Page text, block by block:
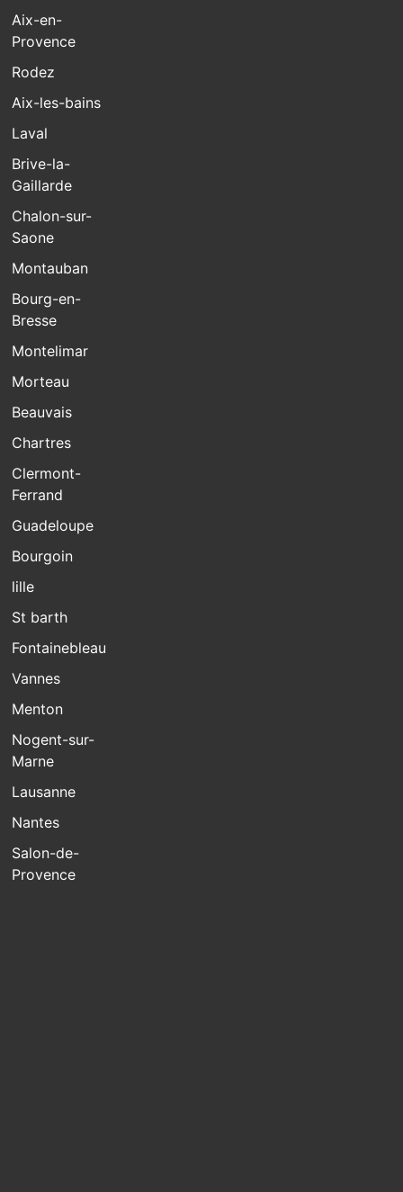
Aix-en-
Provence
Rodez
Aix-les-bains
Laval
Brive-la-
Gaillarde
Chalon-sur-
Saone
Montauban
Bourg-en-
Bresse
Montelimar
Morteau
Beauvais
Chartres
Clermont-
Ferrand
Guadeloupe
Bourgoin
lille
St barth
Fontainebleau
Vannes
Menton
Nogent-sur-
Marne
Lausanne
Nantes
Salon-de-
Provence